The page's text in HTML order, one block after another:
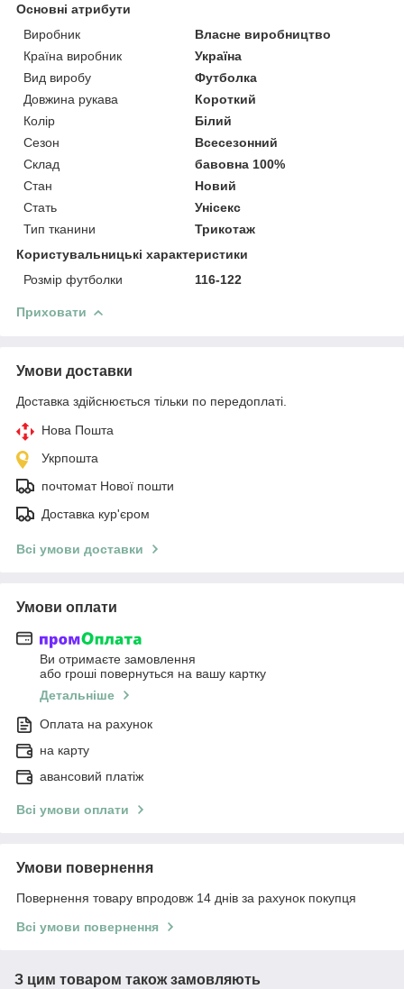
Основні атрибути
Виробник
Власне виробництво
Країна виробник
Україна
Вид виробу
Футболка
Довжина рукава
Короткий
Колір
Білий
Сезон
Всесезонний
Склад
бавовна 100%
Стан
Новий
Стать
Унісекс
Тип тканини
Трикотаж
Користувальницькі характеристики
Розмір футболки
116-122
Приховати
Умови доставки
Доставка здійснюється тільки по передоплаті.
Нова Пошта
Укрпошта
почтомат Нової пошти
Доставка кур'єром
Всі умови доставки
Умови оплати
Ви отримаєте замовлення
або гроші повернуться на вашу картку
Детальніше
Оплата на рахунок
на карту
авансовий платіж
Всі умови оплати
Умови повернення
Повернення товару впродовж 14 днів за рахунок покупця
Всі умови повернення
З цим товаром також замовляють